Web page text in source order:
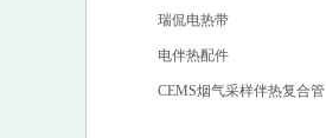
瑞侃电热带
电伴热配件
CEMS烟气采样伴热复合管